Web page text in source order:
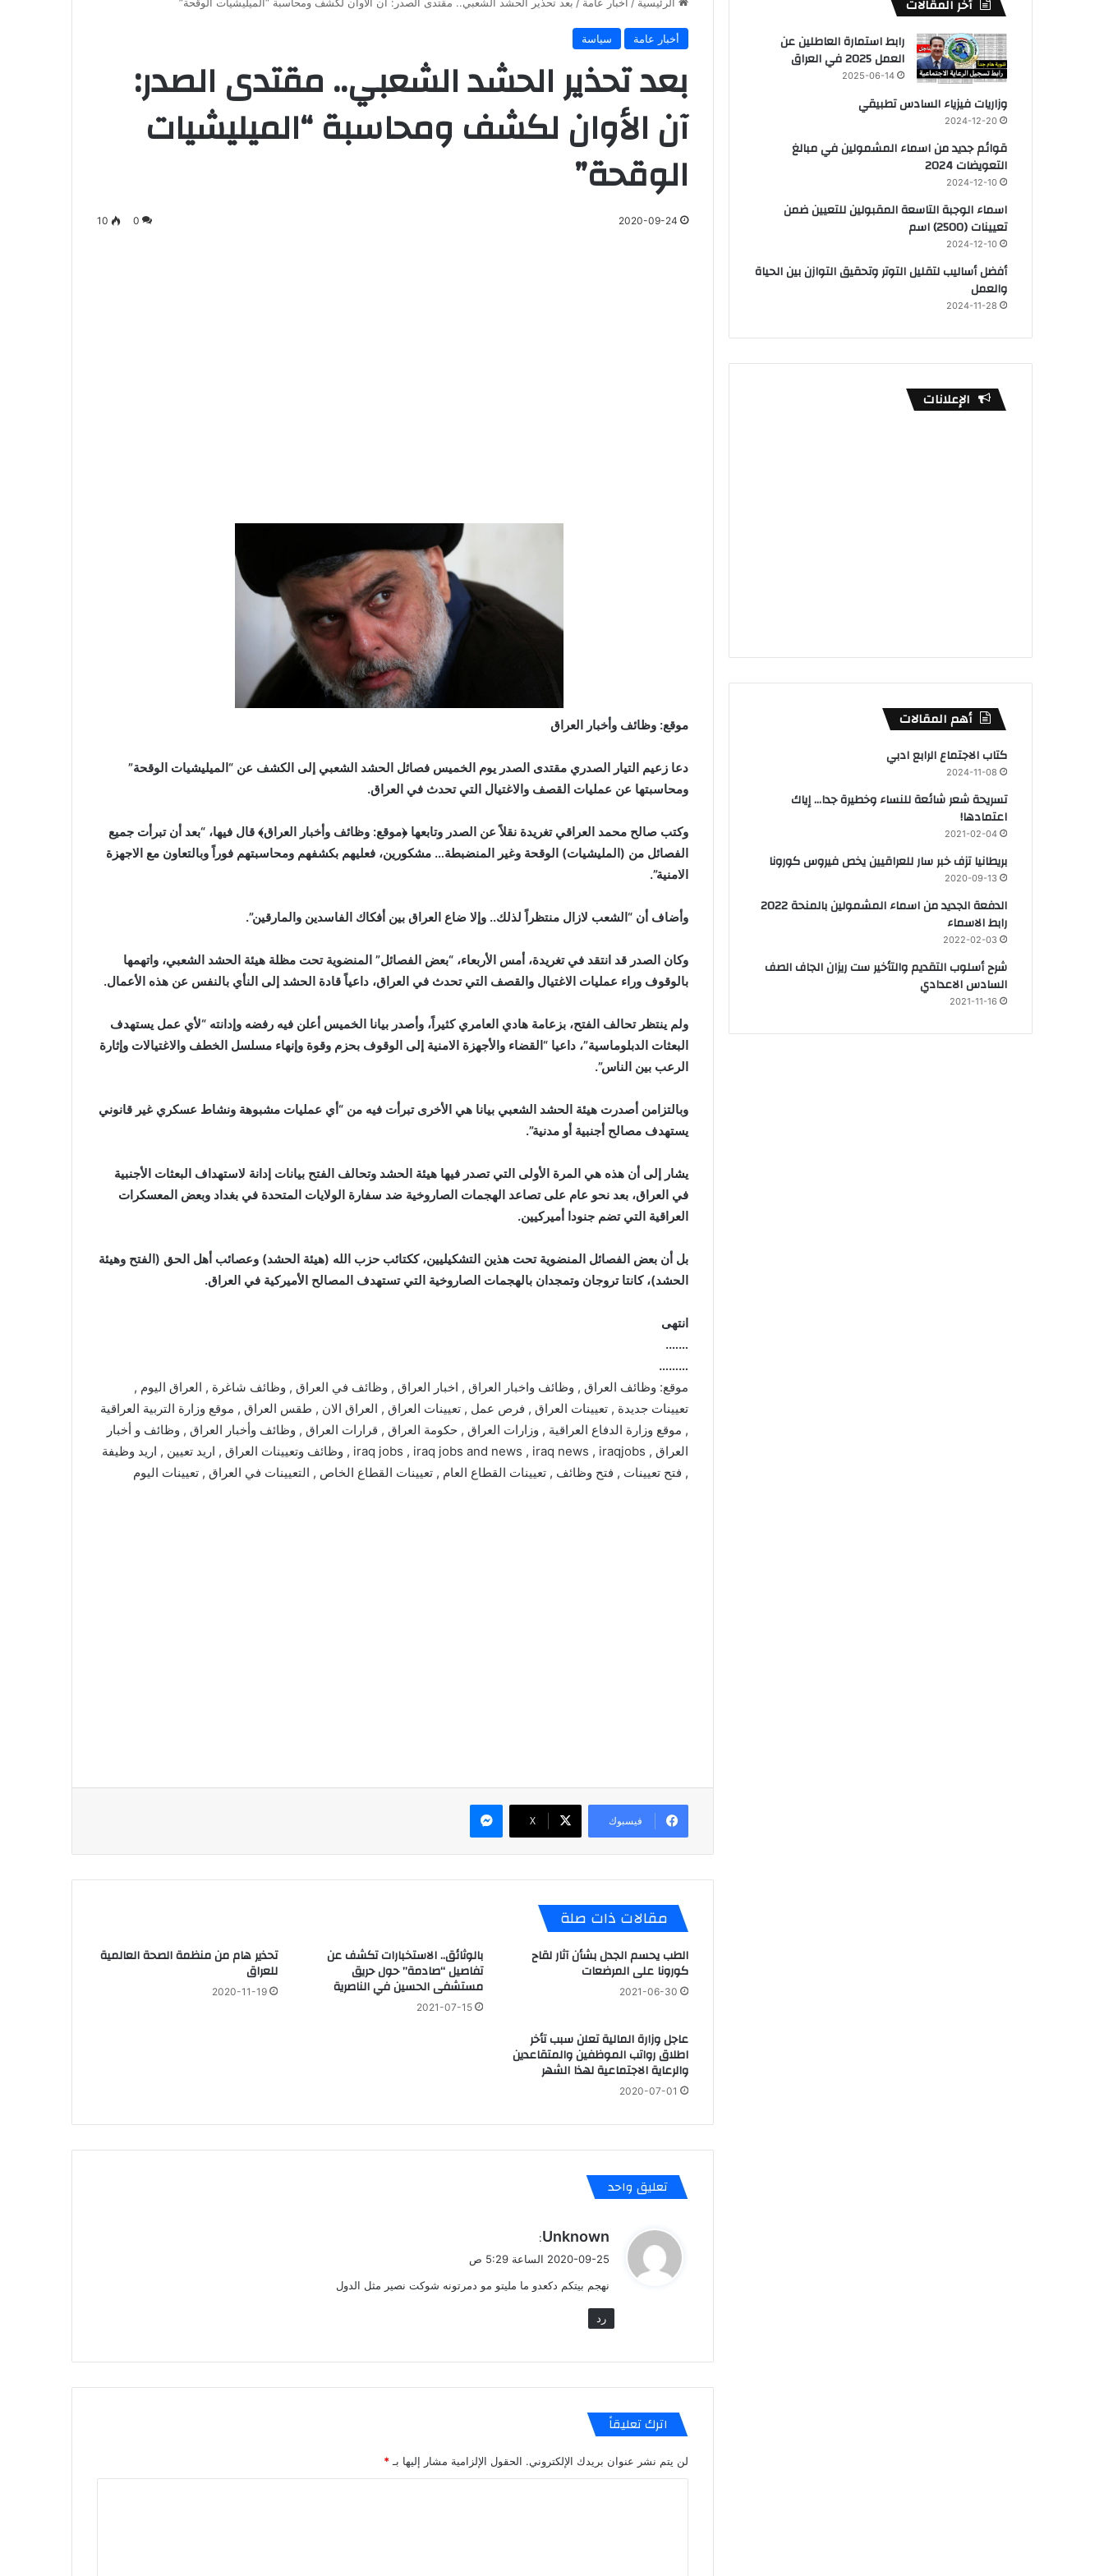
أخبار عامة سياسة
بعد تحذير الحشد الشعبي.. مقتدى الصدر:
آن الأوان لكشف ومحاسبة “الميليشيات
الوقحة”
2020-09-24
0
10
موقع: وظائف وأخبار العراق
دعا زعيم التيار الصدري مقتدى الصدر يوم الخميس فصائل الحشد الشعبي إلى الكشف عن “الميليشيات الوقحة”
ومحاسبتها عن عمليات القصف والاغتيال التي تحدث في العراق.
وكتب صالح محمد العراقي تغريدة نقلاً عن الصدر وتابعها ﴿موقع: وظائف وأخبار العراق﴾ قال فيها، “بعد أن تبرأت جميع
الفصائل من (المليشيات) الوقحة وغير المنضبطة… مشكورين، فعليهم بكشفهم ومحاسبتهم فوراً وبالتعاون مع الاجهزة
الامنية”.
وأضاف أن “الشعب لازال منتظراً لذلك.. وإلا ضاع العراق بين أفكاك الفاسدين والمارقين”.
وكان الصدر قد انتقد في تغريدة، أمس الأربعاء، “بعض الفصائل” المنضوية تحت مظلة هيئة الحشد الشعبي، واتهمها
بالوقوف وراء عمليات الاغتيال والقصف التي تحدث في العراق، داعياً قادة الحشد إلى النأي بالنفس عن هذه الأعمال.
ولم ينتظر تحالف الفتح، بزعامة هادي العامري كثيراً، وأصدر بيانا الخميس أعلن فيه رفضه وإدانته “لأي عمل يستهدف
البعثات الدبلوماسية”، داعيا “القضاء والأجهزة الامنية إلى الوقوف بحزم وقوة وإنهاء مسلسل الخطف والاغتيالات وإثارة
الرعب بين الناس”.
وبالتزامن أصدرت هيئة الحشد الشعبي بيانا هي الأخرى تبرأت فيه من “أي عمليات مشبوهة ونشاط عسكري غير قانوني
يستهدف مصالح أجنبية أو مدنية”.
يشار إلى أن هذه هي المرة الأولى التي تصدر فيها هيئة الحشد وتحالف الفتح بيانات إدانة لاستهداف البعثات الأجنبية
في العراق، بعد نحو عام على تصاعد الهجمات الصاروخية ضد سفارة الولايات المتحدة في بغداد وبعض المعسكرات
العراقية التي تضم جنودا أميركيين.
بل أن بعض الفصائل المنضوية تحت هذين التشكيليين، ككتائب حزب الله (هيئة الحشد) وعصائب أهل الحق (الفتح وهيئة
الحشد)، كانتا تروجان وتمجدان بالهجمات الصاروخية التي تستهدف المصالح الأميركية في العراق.
انتهى
…….
………
موقع: وظائف العراق , وظائف واخبار العراق , اخبار العراق , وظائف في العراق , وظائف شاغرة , العراق اليوم ,
تعيينات جديدة , تعيينات العراق , فرص عمل , تعيينات العراق , العراق الان , طقس العراق , موقع وزارة التربية العراقية
, موقع وزارة الدفاع العراقية , وزارات العراق , حكومة العراق , قرارات العراق , وظائف وأخبار العراق , وظائف و أخبار
العراق , iraq jobs , iraq jobs and news , iraq news , iraqjobs , وظائف وتعيينات العراق , اريد تعيين , اريد وظيفة
, فتح تعيينات , فتح وظائف , تعيينات القطاع العام , تعيينات القطاع الخاص , التعيينات في العراق , تعيينات اليوم
فيسبوك X
ماسنجر
مقالات ذات صلة
الطب يحسم الجدل بشأن آثار لقاح
كورونا على المرضعات
2021-06-30
بالوثائق.. الاستخبارات تكشف عن
تفاصيل “صادمة” حول حريق
مستشفى الحسين في الناصرية
2021-07-15
تحذير هام من منظمة الصحة العالمية
للعراق
2020-11-19
عاجل وزارة المالية تعلن سبب تأخر
اطلاق رواتب الموظفين والمتقاعدين
والرعاية الاجتماعية لهذا الشهر
2020-07-01
تعليق واحد
ي
ل
Unknown
:
2020-09-25 الساعة 5:29 ص
نهجم بيتكم دكعدو ما مليتو مو دمرتونه شوكت نصير مثل الدول
رد
اترك تعليقاً
لن يتم نشر عنوان بريدك الإلكتروني. الحقول الإلزامية مشار إليها بـ *
أخر المقالات
رابط استمارة العاطلين عن
العمل 2025 في العراق
2025-06-14
وزاريات فيزياء السادس تطبيقي
2024-12-20
قوائم جديد من اسماء المشمولين في مبالغ
التعويضات 2024
2024-12-10
اسماء الوجبة التاسعة المقبولين للتعيين ضمن
تعيينات (2500) اسم
2024-12-10
أفضل أساليب لتقليل التوتر وتحقيق التوازن بين الحياة
والعمل
2024-11-28
الإعلانات
أهم المقالات
كتاب الاجتماع الرابع ادبي
2024-11-08
تسريحة شعر شائعة للنساء وخطيرة جدا… إياك
اعتمادها!
2021-02-04
بريطانيا تزف خبر سار للعراقيين يخص فيروس كورونا
2020-09-13
الدفعة الجديد من اسماء المشمولين بالمنحة 2022
رابط الاسماء
2022-02-03
شرح أسلوب التقديم والتأخير ست ريزان الجاف الصف
السادس الاعدادي
2021-11-16